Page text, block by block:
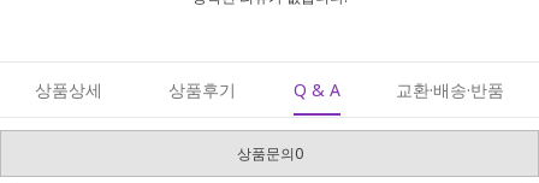
상품상세 상품후기 Q & A 교환·배송·반품
상품문의0